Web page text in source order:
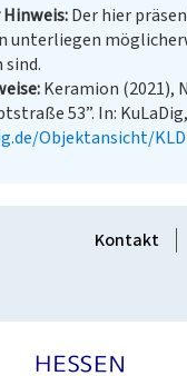
Der hier
unterliegen
sind.
Keramion (2021),
53”. In:
Objektansicht/
Kontakt